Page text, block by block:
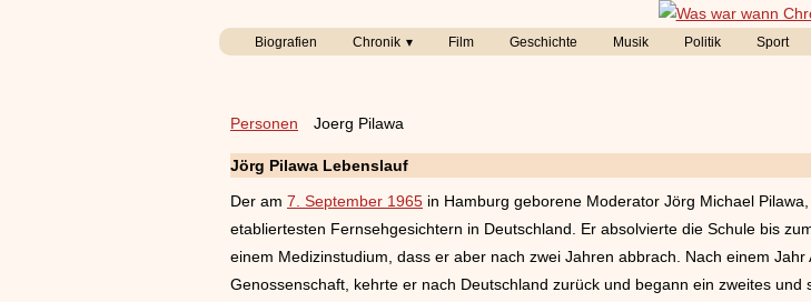
Biografien Chronik Film Geschichte Musik Politik Sport
Personen Joerg Pilawa
Jörg Pilawa Lebenslauf
Der am 7. September 1965 in Hamburg geborene Moderator Jörg Michael
etabliertesten Fernsehgesichtern in Deutschland. Er absolvierte die Schule bis
einem Medizinstudium, dass er aber nach zwei Jahren abbrach. Nach einem
Genossenschaft, kehrte er nach Deutschland zurück und begann ein zweites